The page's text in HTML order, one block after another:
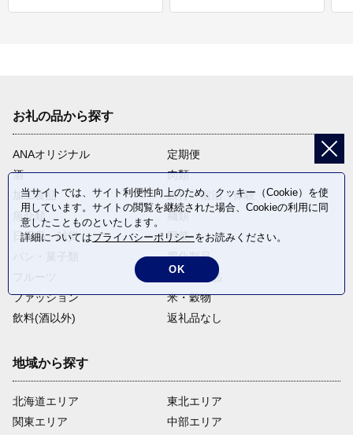
お礼の品から探す
ANAオリジナル
定期便
酒
肉類
加工食品
旅行・宿泊・体験
魚介類
麺類
日用品・雑貨
野菜
電化製品
卵・乳製品
ファッション
米・穀物
飲料(酒以外)
返礼品なし
地域から探す
北海道エリア
関東エリア
東北エリア
中部エリア
当サイトでは、サイト利便性向上のため、クッキー（Cookie）を使
用しています。サイトの閲覧を継続された場合、Cookieの利用に同
意したことものといたします。
詳細についてはプライバシーポリシーをお読みください。
OK